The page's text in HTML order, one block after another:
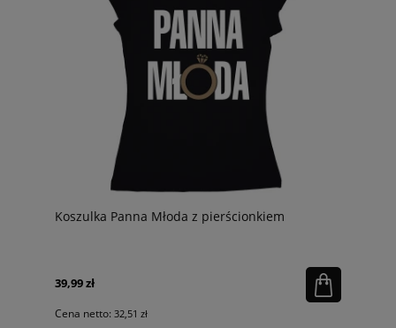
Koszulka Panna Młoda z pierścionkiem
39,99 zł
Cena netto: 32,51 zł